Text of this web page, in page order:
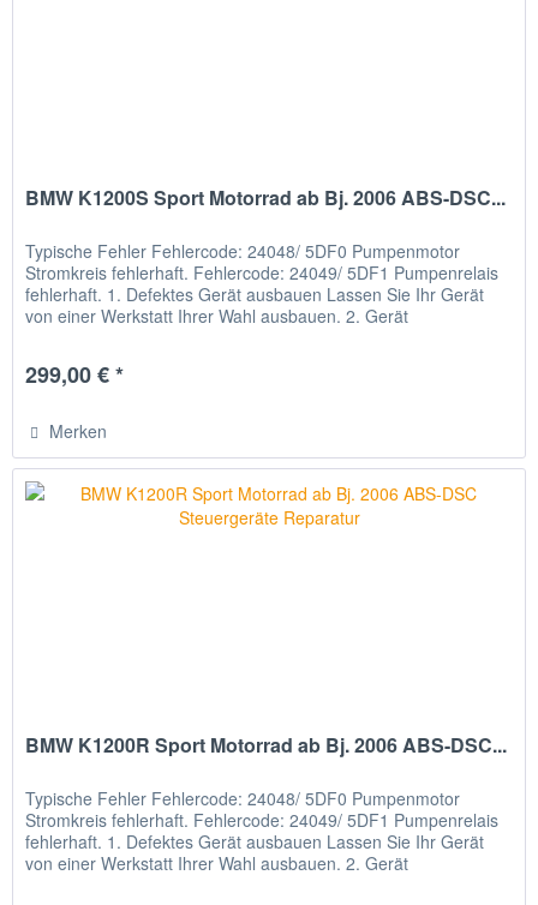
BMW K1200S Sport Motorrad ab Bj. 2006 ABS-DSC...
Typische Fehler Fehlercode: 24048/ 5DF0 Pumpenmotor
Stromkreis fehlerhaft. Fehlercode: 24049/ 5DF1 Pumpenrelais
fehlerhaft. 1. Defektes Gerät ausbauen Lassen Sie Ihr Gerät
von einer Werkstatt Ihrer Wahl ausbauen. 2. Gerät
299,00 € *
Merken
BMW K1200R Sport Motorrad ab Bj. 2006 ABS-DSC...
Typische Fehler Fehlercode: 24048/ 5DF0 Pumpenmotor
Stromkreis fehlerhaft. Fehlercode: 24049/ 5DF1 Pumpenrelais
fehlerhaft. 1. Defektes Gerät ausbauen Lassen Sie Ihr Gerät
von einer Werkstatt Ihrer Wahl ausbauen. 2. Gerät